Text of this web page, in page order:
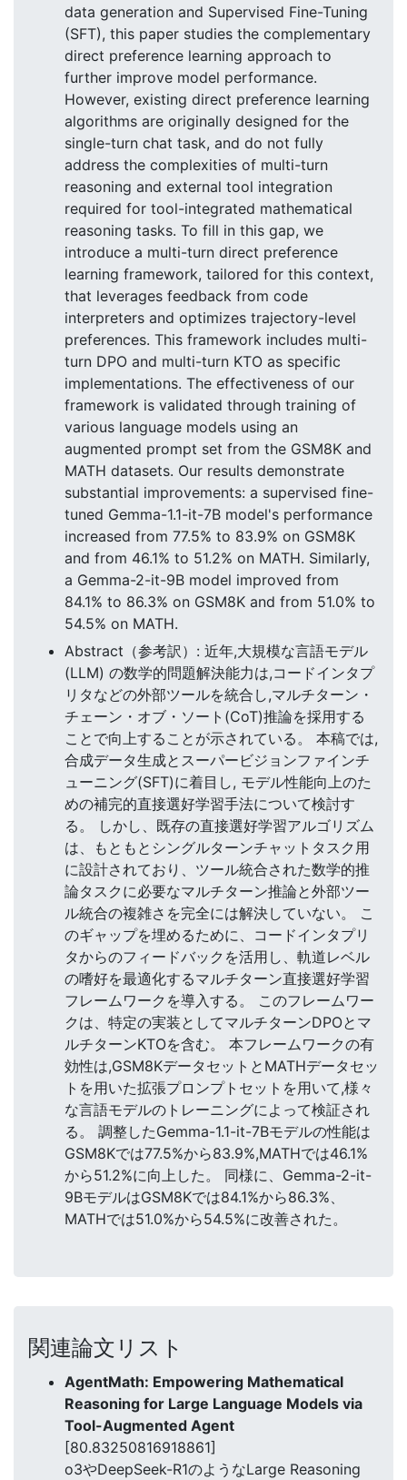
data generation and Supervised Fine-Tuning
(SFT), this paper studies the complementary
direct preference learning approach to
further improve model performance.
However, existing direct preference learning
algorithms are originally designed for the
single-turn chat task, and do not fully
address the complexities of multi-turn
reasoning and external tool integration
required for tool-integrated mathematical
reasoning tasks. To fill in this gap, we
introduce a multi-turn direct preference
learning framework, tailored for this context,
that leverages feedback from code
interpreters and optimizes trajectory-level
preferences. This framework includes multi-
turn DPO and multi-turn KTO as specific
implementations. The effectiveness of our
framework is validated through training of
various language models using an
augmented prompt set from the GSM8K and
MATH datasets. Our results demonstrate
substantial improvements: a supervised fine-
tuned Gemma-1.1-it-7B model's performance
increased from 77.5% to 83.9% on GSM8K
and from 46.1% to 51.2% on MATH. Similarly,
a Gemma-2-it-9B model improved from
84.1% to 86.3% on GSM8K and from 51.0% to
54.5% on MATH.
Abstract（参考訳）: 近年,大規模な言語モデル
(LLM) の数学的問題解決能力は,コードインタプ
リタなどの外部ツールを統合し,マルチターン・
チェーン・オブ・ソート(CoT)推論を採用する
ことで向上することが示されている。 本稿では,
合成データ生成とスーパービジョンファインチ
ューニング(SFT)に着目し, モデル性能向上のた
めの補完的直接選好学習手法について検討す
る。 しかし、既存の直接選好学習アルゴリズム
は、もともとシングルターンチャットタスク用
に設計されており、ツール統合された数学的推
論タスクに必要なマルチターン推論と外部ツー
ル統合の複雑さを完全には解決していない。 こ
のギャップを埋めるために、コードインタプリ
タからのフィードバックを活用し、軌道レベル
の嗜好を最適化するマルチターン直接選好学習
フレームワークを導入する。 このフレームワー
クは、特定の実装としてマルチターンDPOとマ
ルチターンKTOを含む。 本フレームワークの有
効性は,GSM8KデータセットとMATHデータセッ
トを用いた拡張プロンプトセットを用いて,様々
な言語モデルのトレーニングによって検証され
る。 調整したGemma-1.1-it-7Bモデルの性能は
GSM8Kでは77.5%から83.9%,MATHでは46.1%
から51.2%に向上した。 同様に、Gemma-2-it-
9BモデルはGSM8Kでは84.1%から86.3%、
MATHでは51.0%から54.5%に改善された。
関連論文リスト
AgentMath: Empowering Mathematical
Reasoning for Large Language Models via
Tool-Augmented Agent
[80.83250816918861]
o3やDeepSeek-R1のようなLarge Reasoning